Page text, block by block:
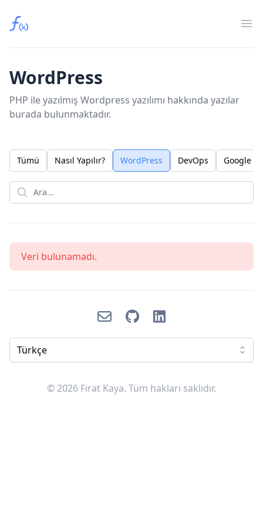
Fırat Kaya
WordPress
PHP ile yazılmış Wordpress yazılımı hakkında yazılar
burada bulunmaktadır.
Tümü Nasıl Yapılır? WordPress DevOps Google
Veri bulunamadı.
Türkçe
Email GitHubLinkedIn
© 2026 Fırat Kaya. Tüm hakları saklıdır.